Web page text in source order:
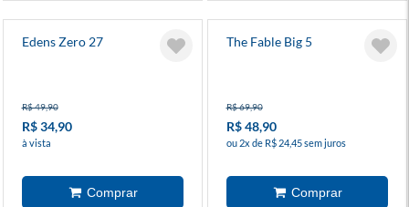
Edens Zero 27
R$ 49,90
R$ 34,90
à vista
The Fable Big 5
R$ 69,90
R$ 48,90
ou 2x de R$ 24,45 sem juros